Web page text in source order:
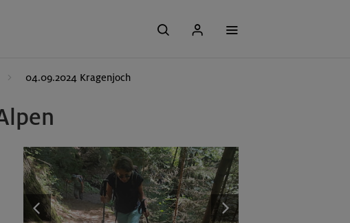
04.09.2024 Kragenjoch